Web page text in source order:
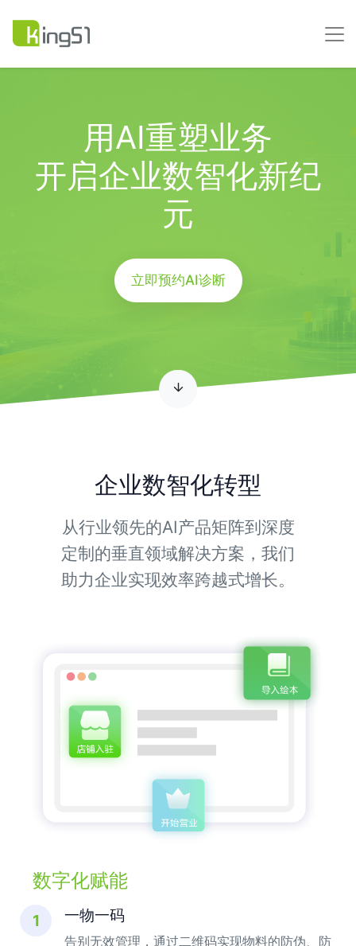
用AI重塑业务
开启企业数智化新纪
元
立即预约AI诊断
企业数智化转型
从行业领先的AI产品矩阵到深度
定制的垂直领域解决方案，我们
助力企业实现效率跨越式增长。
数字化赋能
1 一物一码
告别无效管理，通过二维码实现物料的防伪、防